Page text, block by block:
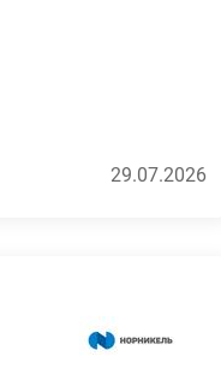
29.07.2026